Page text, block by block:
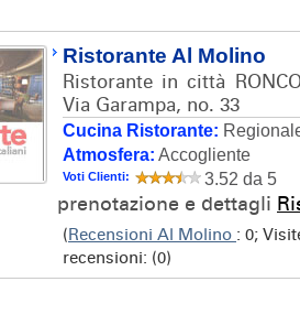
Ristorante Al Molino
Ristorante in città
Via Garampa, no. 33
Cucina Ristorante:
Atmosfera: Accogliente
Voti Clienti: 3.52 da 5
prenotazione e dettagli
(Recensioni Al Molino : 0;
recensioni: (0)